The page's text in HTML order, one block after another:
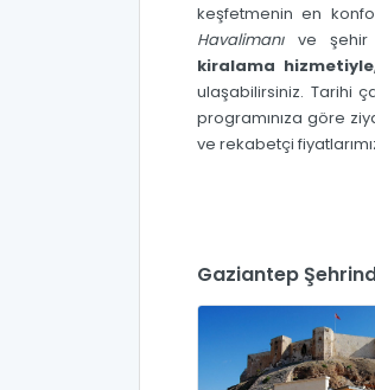
keşfetmenin en
Havalimanıve şehir
kiralama hizmetiyle
ulaşabilirsiniz. Tarihi
programınıza göre
ve rekabetçi
Gaziantep